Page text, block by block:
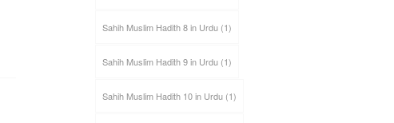
Sahih Muslim Hadith 8 in Urdu(1)
Sahih Muslim Hadith 9 in Urdu(1)
Sahih Muslim Hadith 10 in Urdu(1)